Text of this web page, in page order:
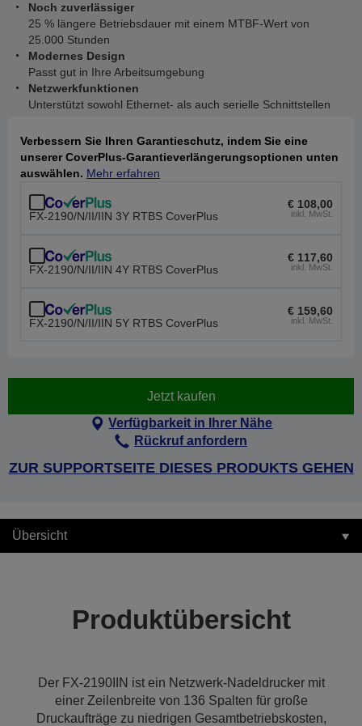
Noch zuverlässiger
25 % längere Betriebsdauer mit einem MTBF-Wert von
25.000 Stunden
Modernes Design
Passt gut in Ihre Arbeitsumgebung
Netzwerkfunktionen
Unterstützt sowohl Ethernet- als auch serielle Schnittstellen
Verbessern Sie Ihren Garantieschutz, indem Sie eine
unserer CoverPlus-Garantieverlängerungsoptionen unten
auswählen. Mehr erfahren
FX-2190/N/II/IIN 3Y RTBS CoverPlus
€ 108,00
inkl. MwSt.
FX-2190/N/II/IIN 4Y RTBS CoverPlus
€ 117,60
inkl. MwSt.
FX-2190/N/II/IIN 5Y RTBS CoverPlus
€ 159,60
inkl. MwSt.
Jetzt kaufen
Verfügbarkeit in Ihrer Nähe
Rückruf anfordern
ZUR SUPPORTSEITE DIESES PRODUKTS GEHEN
Übersicht
Produktübersicht
Der FX-2190IIN ist ein Netzwerk-Nadeldrucker mit
einer Zeilenbreite von 136 Spalten für große
Druckaufträge zu niedrigen Gesamtbetriebskosten,